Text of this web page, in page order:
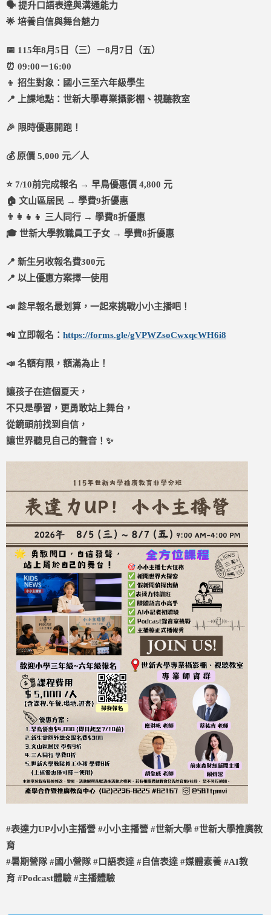
🗣 提升口語表達與溝通能力
🌟 培養自信與舞台魅力
📅 115年8月5日（三）－8月7日（五）
⏰ 09:00－16:00
👦 招生對象：國小三至六年級學生
📍 上課地點：世新大學專業攝影棚、視聽教室
🎉 限時優惠開跑！
💰 原價 5,000 元／人
⭐ 7/10前完成報名 → 早鳥優惠價 4,800 元
🏠 文山區居民 → 學費9折優惠
👨‍👩‍👧‍👦 三人同行 → 學費8折優惠
🎓 世新大學教職員工子女 → 學費8折優惠
📍 新生另收報名費300元
📍 以上優惠方案擇一使用
📣 趁早報名最划算，一起來挑戰小小主播吧！
📲 立即報名： https://forms.gle/gVPWZsoCwxqcWH6i8
📣 名額有限，額滿為止！
讓孩子在這個夏天，
不只是學習，更勇敢站上舞台，
從鏡頭前找到自信，
讓世界聽見自己的聲音！✨
#表達力UP小小主播營 #小小主播營 #世新大學 #世新大學推廣教
育
#暑期營隊 #國小營隊 #口語表達 #自信表達 #媒體素養 #AI教
育 #Podcast體驗 #主播體驗